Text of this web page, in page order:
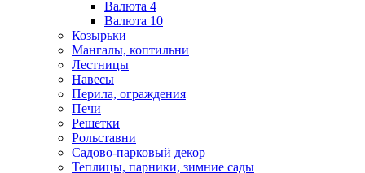
Валюта 4
Валюта 10
Козырьки
Мангалы, коптильни
Лестницы
Навесы
Перила, ограждения
Печи
Решетки
Рольставни
Садово-парковый декор
Теплицы, парники, зимние сады